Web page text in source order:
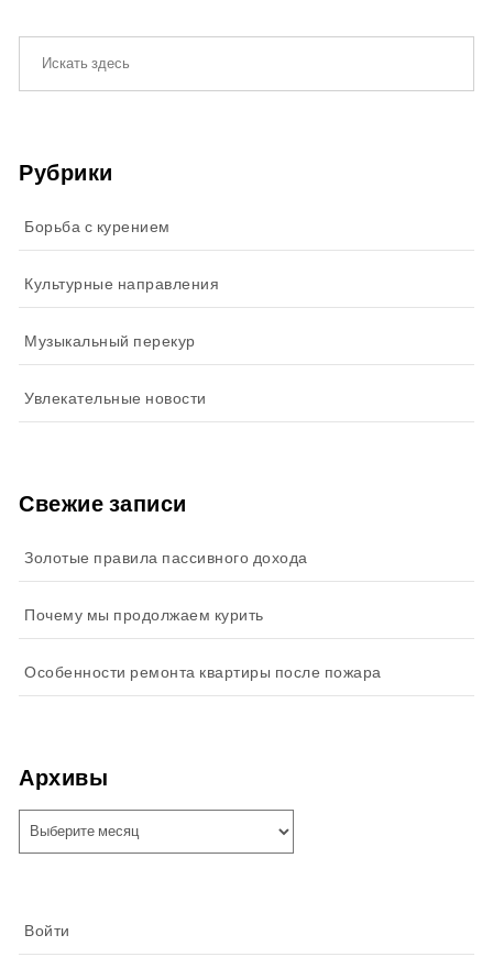
Рубрики
Борьба с курением
Культурные направления
Музыкальный перекур
Увлекательные новости
Свежие записи
Золотые правила пассивного дохода
Почему мы продолжаем курить
Особенности ремонта квартиры после пожара
Архивы
Войти